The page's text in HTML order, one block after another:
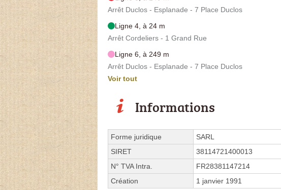
Arrêt Duclos - Esplanade - 7 Place Duclos
Ligne 4, à 24 m
Arrêt Cordeliers - 1 Grand Rue
Ligne 6, à 249 m
Arrêt Duclos - Esplanade - 7 Place Duclos
Voir tout
Informations
Forme juridique
SARL
SIRET
38114721400013
N° TVA Intra.
FR28381147214
Création
1 janvier 1991